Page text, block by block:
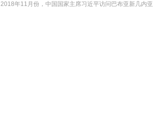
2018年11月份，中国国家主席习近平访问巴布亚新几内